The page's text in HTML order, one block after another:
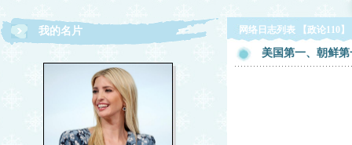
我的名片 网络日志列表 【政论110】
美国第一、朝鲜